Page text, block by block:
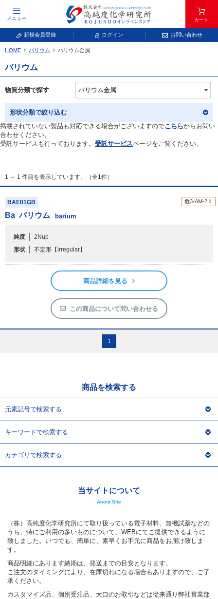
メニュー カート
新規会員登録 ログイン お問い合わせ
元素記号で検索する
元素周期表をタップすると、拡大表示されます。拡大した表から元素記号をタップ
し、一覧へ移動してください。
常温常圧で気体であり、弊社では取り扱いしておりません。
放射性元素または人工元素であり、弊社では取り扱いしておりません。
キーワードで検索する
化学式で検索
和名・英名で検索
CAS番号で検索
化合物
形状詳細
化学教材・オリジナルグッズ
HOME バリウム バリウム金属
バリウム
物質分類で探す
形状分類で絞り込む
掲載されていない製品も対応できる場合がございますのでこちらからお問い
合わせください。
受託サービスも行っております。 受託サービスページをご覧ください。
1 ～ 1 件目を表示しています。（全1件）
危3-AM-2Ⅱ
BAE01GB
Ba バリウム barium
純度
2Nup
形状
不定形 【irregular】
商品詳細を見る
この商品について問い合わせる
1
商品を検索する
元素記号で検索する
キーワードで検索する
カテゴリで検索する
当サイトについて
About Site
（株）高純度化学研究所にて取り扱っている電子材料、無機試薬などの
うち、特にご利用の多いものについて、WEBにてご提供できるように
致しました。いつでも、簡単に、素早くお手元に商品をお届け致しま
す。
商品明細にあります納期は、発送までの目安となります。
ご注文のタイミングにより、在庫切れになる場合もありますので、ご了
承ください。
カスタマイズ品、個別受注品、大口のお取引などは従来通り弊社営業部